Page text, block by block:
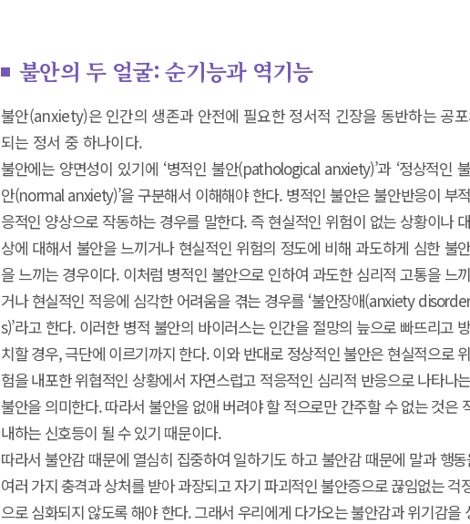
불안의 두 얼굴: 순기능과 역기능
불안(anxiety)은 인간의 생존과 안전에 필요한 정서적 긴장을 동반하는 공
되는 정서 중 하나이다.
불안에는 양면성이 있기에 ‘병적인 불안(pathological anxiety)’과 ‘정상적인 불
안(normal anxiety)’을 구분해서 이해해야 한다. 병적인 불안은 불안반응이 부적
응적인 양상으로 작동하는 경우를 말한다. 즉 현실적인 위험이 없는 상황이나 대
상에 대해서 불안을 느끼거나 현실적인 위험의 정도에 비해 과도하게 심한 불안
을 느끼는 경우이다. 이처럼 병적인 불안으로 인하여 과도한 심리적 고통을 느끼
거나 현실적인 적응에 심각한 어려움을 겪는 경우를 ‘불안장애(anxiety disorder
s)’라고 한다. 이러한 병적 불안의 바이러스는 인간을 절망의 늪으로 빠뜨리고 방
치할 경우, 극단에 이르기까지 한다. 이와 반대로 정상적인 불안은 현실적으로 위
험을 내포한 위협적인 상황에서 자연스럽고 적응적인 심리적 반응으로 나타나는
불안을 의미한다. 따라서 불안을 없애 버려야 할 적으로만 간주할 수 없는 것
내하는 신호등이 될 수 있기 때문이다.
따라서 불안감 때문에 열심히 집중하여 일하기도 하고 불안감 때문에 말과 행
여러 가지 충격과 상처를 받아 과장되고 자기 파괴적인 불안증으로 끊임없는
으로 심화되지 않도록 해야 한다. 그래서 우리에게 다가오는 불안감과 위기감